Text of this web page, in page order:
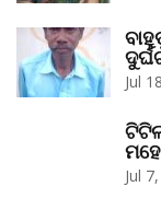
Jul
Jul